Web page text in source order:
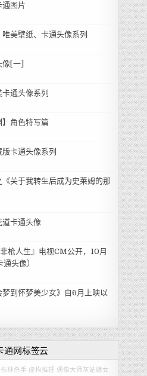
通图片
唯美壁纸、卡通头像系列
像[一]
卡通头像系列
角色特写篇
版卡通头像系列
关于我转生后成为史莱姆的那
道卡通头像
枪人生』电视CM公开，10月
头像）
梦到怀梦美少女》自6月上映以
通网标签云
林杀手 虚构推理 偶像大师灰姑娘女